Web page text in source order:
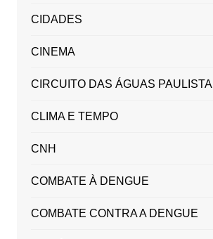
CIDADES
CINEMA
CIRCUITO DAS ÁGUAS PAULISTA
CLIMA E TEMPO
CNH
COMBATE À DENGUE
COMBATE CONTRA A DENGUE